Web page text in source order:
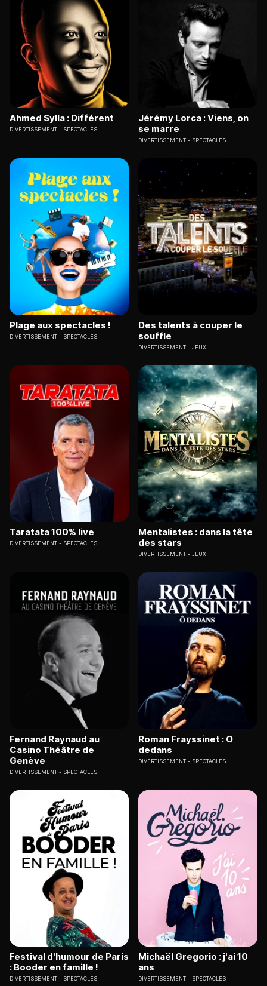
Ahmed Sylla : Différent
DIVERTISSEMENT SPECTACLES
Jérémy Lorca : Viens, on
se marre
DIVERTISSEMENT SPECTACLES
Plage aux spectacles !
DIVERTISSEMENT SPECTACLES
Des talents à couper le
souffle
DIVERTISSEMENT JEUX
Taratata 100% live
DIVERTISSEMENT SPECTACLES
Mentalistes : dans la tête
des stars
DIVERTISSEMENT JEUX
Fernand Raynaud au
Casino Théâtre de
Genève
DIVERTISSEMENT SPECTACLES
Roman Frayssinet : O
dedans
DIVERTISSEMENT SPECTACLES
Festival d'humour de Paris
: Booder en famille !
DIVERTISSEMENT SPECTACLES
Michaël Gregorio : j'ai 10
ans
DIVERTISSEMENT SPECTACLES